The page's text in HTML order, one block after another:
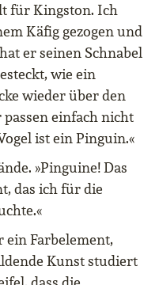
für Kingston. Ich
Käfig gezogen und
er seinen Schnabel
wie ein
wieder über den
einfach nicht
ist ein Pinguin.«
»Pinguine! Das
das ich für die
ein Farbelement,
Kunst studiert